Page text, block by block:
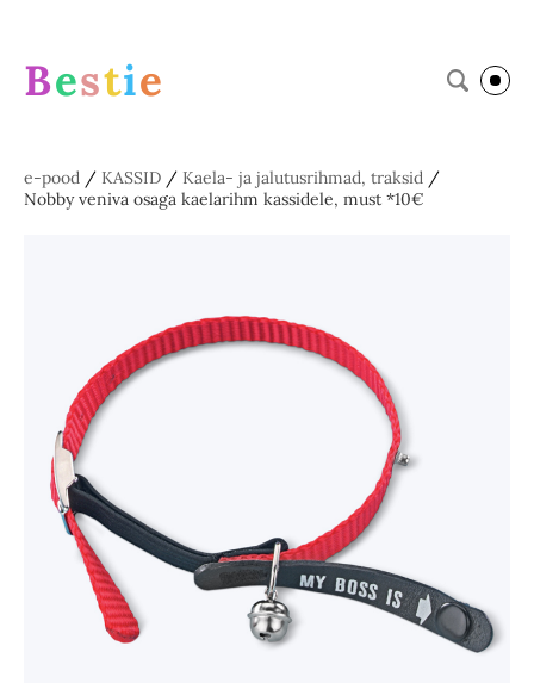
Bestie
e-pood / KASSID / Kaela- ja jalutusrihmad, traksid /
Nobby veniva osaga kaelarihm kassidele, must *10€